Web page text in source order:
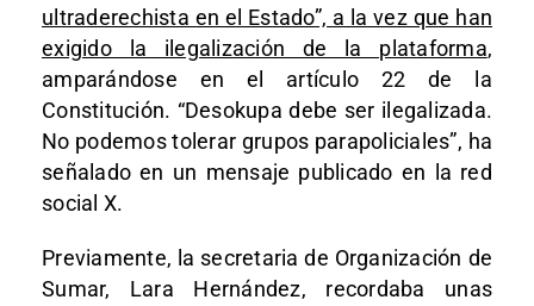
ultraderechista en el Estado”, a la vez que han
exigido la ilegalización de la plataforma,
amparándose en el artículo 22 de la
Constitución. “Desokupa debe ser ilegalizada.
No podemos tolerar grupos parapoliciales”, ha
señalado en un mensaje publicado en la red
social X.
Previamente, la secretaria de Organización de
Sumar, Lara Hernández, recordaba unas